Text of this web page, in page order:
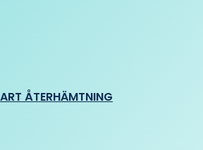
ÅTERHÄMTNING